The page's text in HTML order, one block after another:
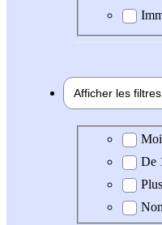
Afficher les
Expérience
De